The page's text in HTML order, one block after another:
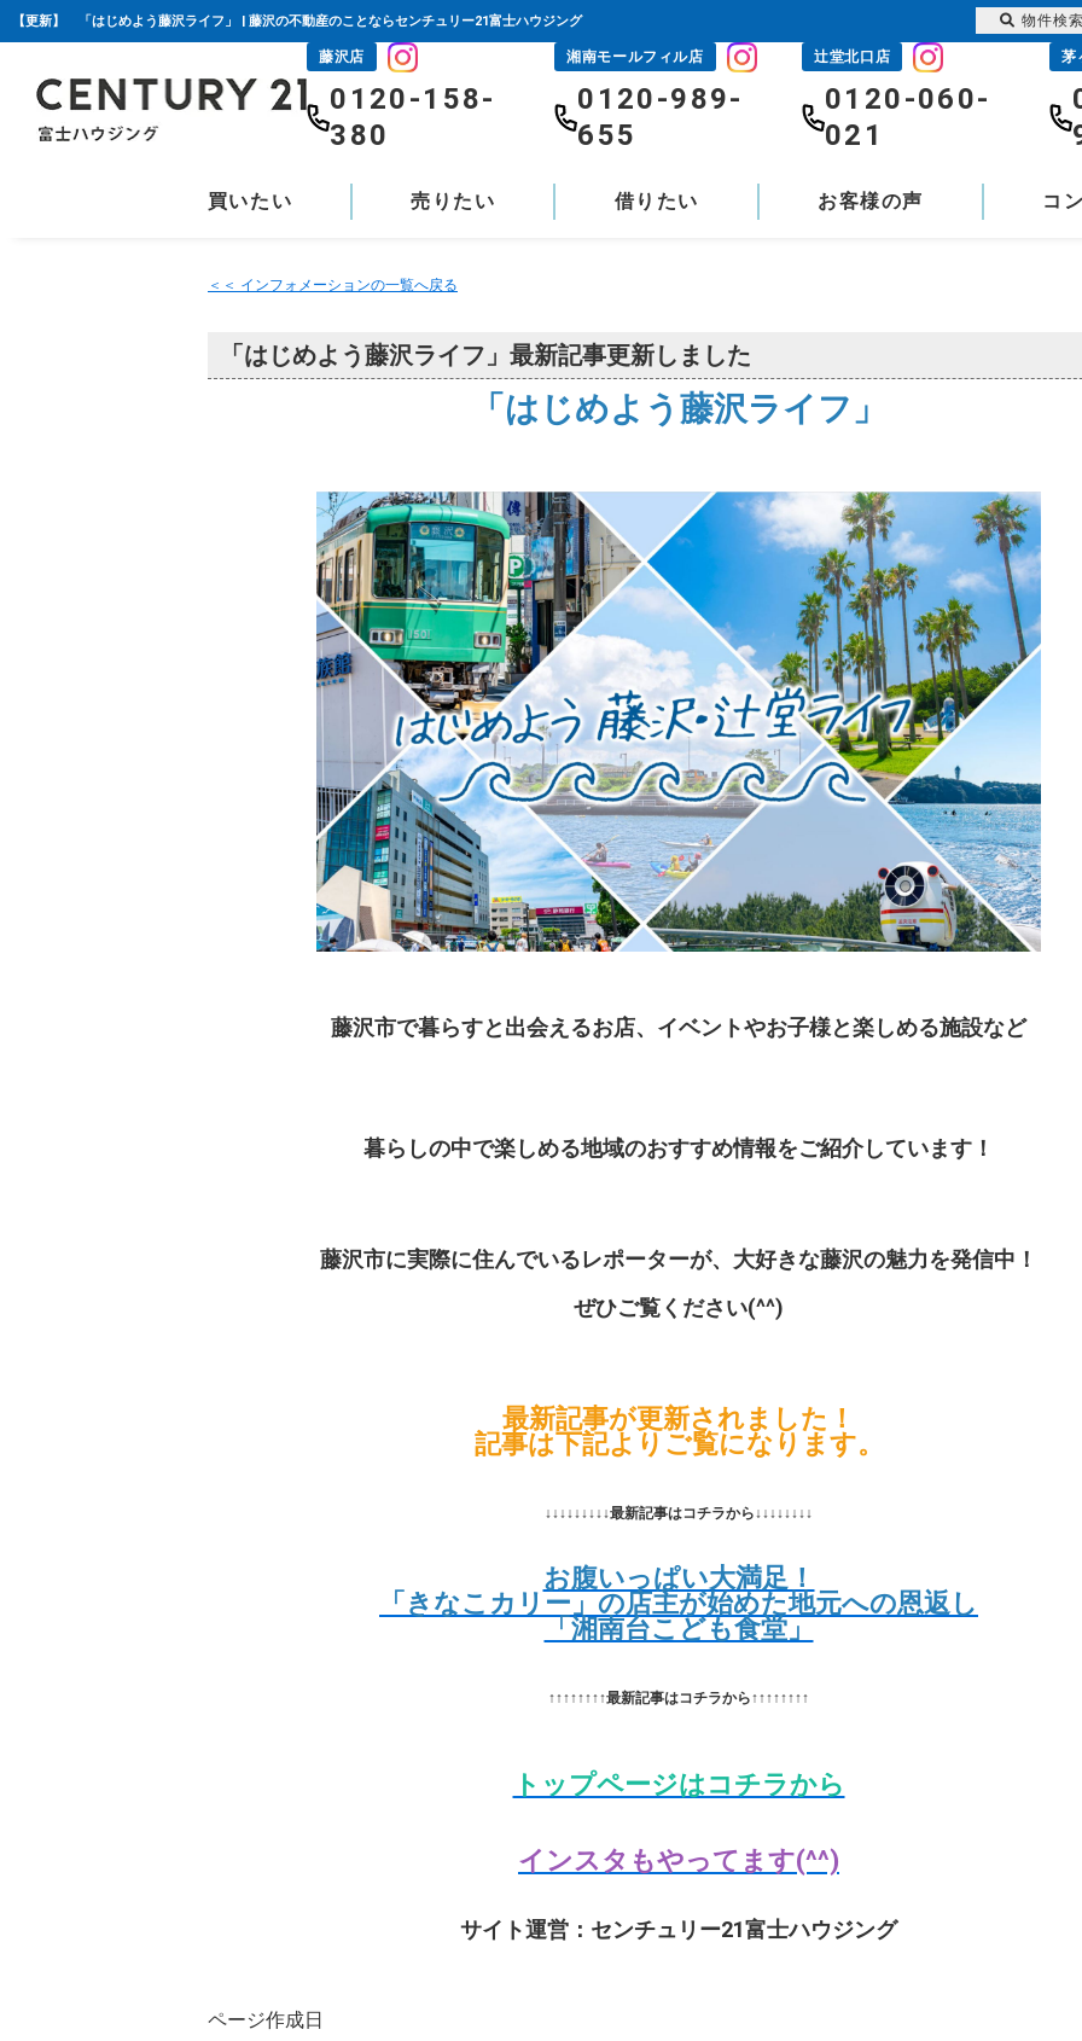
【更新】 「はじめよう藤沢ライフ」 | 藤沢の不動産のことならセンチュリー21富士ハウジング
藤沢店
0120-158-
380
湘南モールフィル店
0120-989-
655
辻堂北口店
0120-060-
021
茅
買いたい 売りたい 借りたい お客様の声 コ
＜＜ インフォメーションの一覧へ戻る
「はじめよう藤沢ライフ」最新記事更新しました
「はじめよう藤沢ライフ」
藤沢市で暮らすと出会えるお店、イベントやお子様と楽しめる施設など
暮らしの中で楽しめる地域のおすすめ情報をご紹介しています！
藤沢市に実際に住んでいるレポーターが、大好きな藤沢の魅力を発信中！
ぜひご覧ください(^^)
最新記事が更新されました！
記事は下記よりご覧になります。
↓↓↓↓↓↓↓↓↓最新記事はコチラから↓↓↓↓↓↓↓↓
お腹いっぱい大満足！
「きなこカリー」の店主が始めた地元への恩返し
「湘南台こども食堂」
↑↑↑↑↑↑↑↑最新記事はコチラから↑↑↑↑↑↑↑↑
トップページはコチラから
インスタもやってます(^^)
サイト運営：センチュリー21富士ハウジング
ページ作成日
物件検